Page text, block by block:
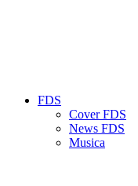
FDS
Cover FDS
News FDS
Musica